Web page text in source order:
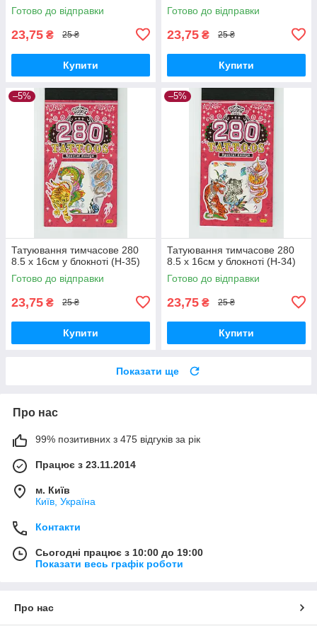
Готово до відправки
23,75 ₴ 25 ₴
Купити
Готово до відправки
23,75 ₴ 25 ₴
Купити
–5%
Татуювання тимчасове 280
8.5 х 16см у блокноті (H-35)
Готово до відправки
23,75 ₴ 25 ₴
Купити
–5%
Татуювання тимчасове 280
8.5 х 16см у блокноті (H-34)
Готово до відправки
23,75 ₴ 25 ₴
Купити
Показати ще
Про нас
99% позитивних з 475 відгуків за рік
Працює з 23.11.2014
м. Київ
Київ, Україна
Контакти
Сьогодні працює з 10:00 до 19:00
Показати весь графік роботи
Про нас